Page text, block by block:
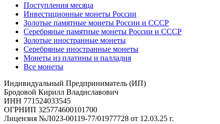
Поступления месяца
Инвестиционные монеты России
Золотые памятные монеты России и СССР
Серебряные памятные монеты России и СССР
Золотые иностранные монеты
Серебряные иностранные монеты
Монеты из платины и палладия
Все монеты
Индивидуальный Предприниматель (ИП)
Бродовой Кирилл Владиславович
ИНН 771524033545
ОГРНИП 325774600101700
Лицензия №Л023-00119-77/01977728 от 12.03.25 г.